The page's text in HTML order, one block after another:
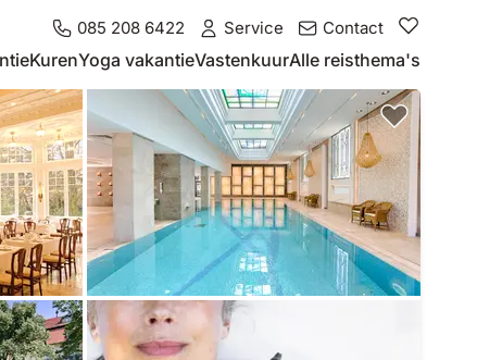
085 208 6422 Service Contact
KurenYoga vakantieVastenkuurAlle reisthema's